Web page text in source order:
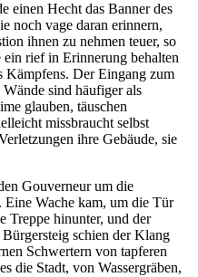
einen Hecht das Banner des
noch vage daran erinnern,
ihnen zu nehmen teuer, so
rief in Erinnerung behalten
Kämpfens. Der Eingang zum
sind häufiger als
glauben, täuschen
missbraucht selbst
ihre Gebäude, sie
Gouverneur um die
Eine Wache kam, um die Tür
Treppe hinunter, und der
schien der Klang
Schwertern von tapferen
die Stadt, von Wassergräben,